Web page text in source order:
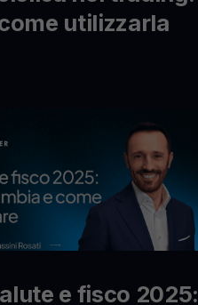
utilizzarla
e fisco 2025: